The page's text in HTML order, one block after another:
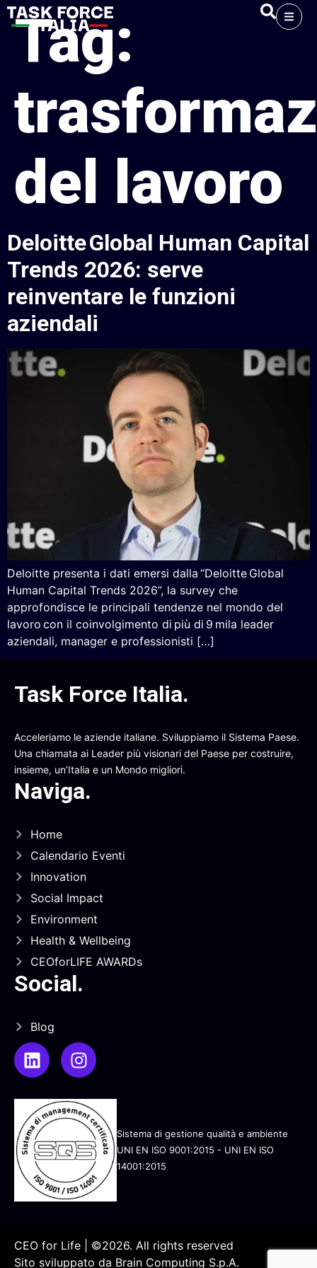
Tag:
del lavoro
Deloitte Global Human Capital
Trends 2026: serve
reinventare le funzioni
aziendali
Deloitte presenta i dati emersi dalla “Deloitte Global
Human Capital Trends 2026”, la survey che
approfondisce le principali tendenze nel mondo del
lavoro con il coinvolgimento di più di 9 mila leader
aziendali, manager e professionisti […]
Task Force Italia.
Acceleriamo le aziende italiane. Sviluppiamo il Sistema Paese.
Una chiamata ai Leader più visionari del Paese per costruire,
insieme, un’Italia e un Mondo migliori.
Naviga.
Home
Calendario Eventi
Innovation
Social Impact
Environment
Health & Wellbeing
CEOforLIFE AWARDs
Social.
Blog
Sistema di gestione qualità e ambiente
UNI EN ISO 9001:2015 - UNI EN ISO
14001:2015
CEO for Life | ©2026. All rights reserved
Sito sviluppato da Brain Computing S.p.A.